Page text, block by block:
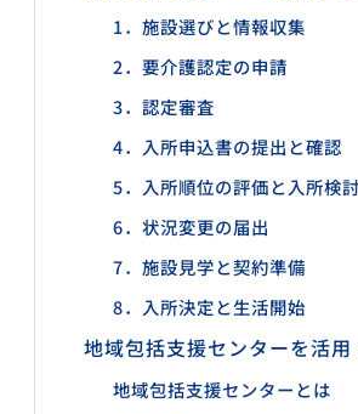
1．施設選びと情報収集
2．要介護認定の申請
3．認定審査
4．入所申込書の提出と確認
5．入所順位の評価と入所検
6．状況変更の届出
7．施設見学と契約準備
8．入所決定と生活開始
地域包括支援センターを活
地域包括支援センターとは